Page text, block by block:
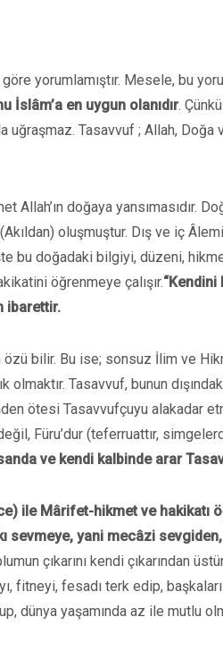
yorumlamıştır. Mesele, bu
İslâm’a en uygun olanıdır.
uğraşmaz. Tasavvuf ; Allah, Doğa
doğaya yansımasıdır.
oluşmuştur. Dış ve iç
bu doğadaki bilgiyi, düzeni,
öğrenmeye çalışır.“Kendini
ibarettir.
özü bilir. Bu ise; sonsuz İlim ve
olmaktır. Tasavvuf, bunun
ötesi Tasavvufçuyu alakadar
Füru’dur (teferruattır,
ve kendi kalbinde arar
ile Mârifet-hikmet ve hakikatı
sevmeye, yani mecâzi
çıkarını kendi çıkarından
fitneyi, fesadı terk edip,
dünya yaşamında az ile mutlu